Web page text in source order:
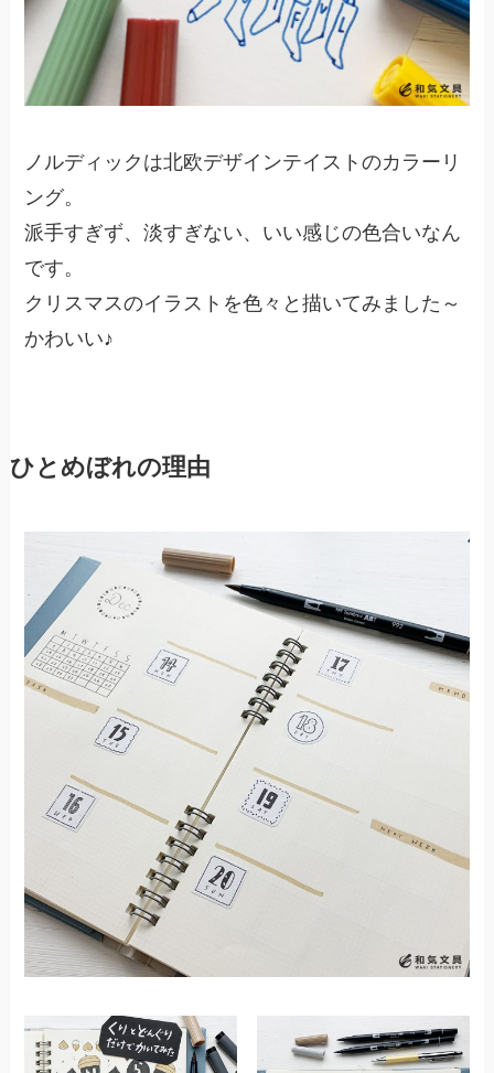
ノルディックは北欧デザインテイストのカラーリ
ング。
派手すぎず、淡すぎない、いい感じの色合いなん
です。
クリスマスのイラストを色々と描いてみました～
かわいい♪
ひとめぼれの理由